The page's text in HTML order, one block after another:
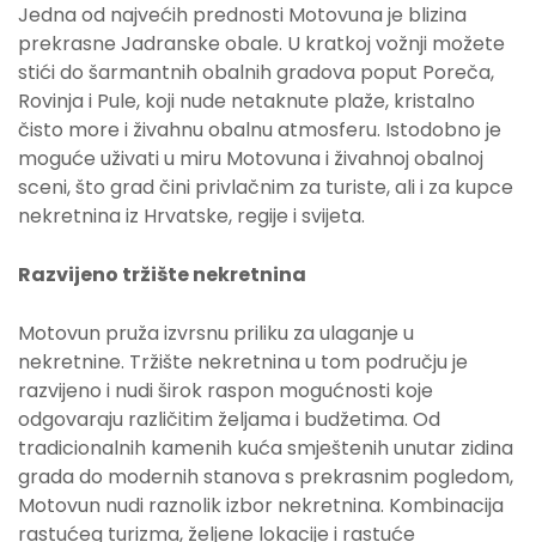
Jedna od najvećih prednosti Motovuna je blizina
prekrasne Jadranske obale. U kratkoj vožnji možete
stići do šarmantnih obalnih gradova poput Poreča,
Rovinja i Pule, koji nude netaknute plaže, kristalno
čisto more i živahnu obalnu atmosferu. Istodobno je
moguće uživati u miru Motovuna i živahnoj obalnoj
sceni, što grad čini privlačnim za turiste, ali i za kupce
nekretnina iz Hrvatske, regije i svijeta.
Razvijeno tržište nekretnina
Motovun pruža izvrsnu priliku za ulaganje u
nekretnine. Tržište nekretnina u tom području je
razvijeno i nudi širok raspon mogućnosti koje
odgovaraju različitim željama i budžetima. Od
tradicionalnih kamenih kuća smještenih unutar zidina
grada do modernih stanova s prekrasnim pogledom,
Motovun nudi raznolik izbor nekretnina. Kombinacija
rastućeg turizma, željene lokacije i rastuće